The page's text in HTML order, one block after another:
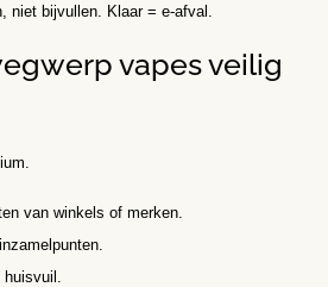
niet bijvullen. Klaar = e-afval.
vapes veilig
van winkels of merken.